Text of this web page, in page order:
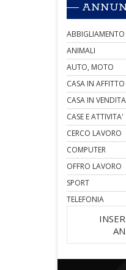
ABBIGLIAMENTO
ANIMALI
AUTO, MOTO
CASA IN AFFITTO
CASA IN VENDITA
CASE E ATTIVITA'
CERCO LAVORO
COMPUTER
OFFRO LAVORO
SPORT
TELEFONIA